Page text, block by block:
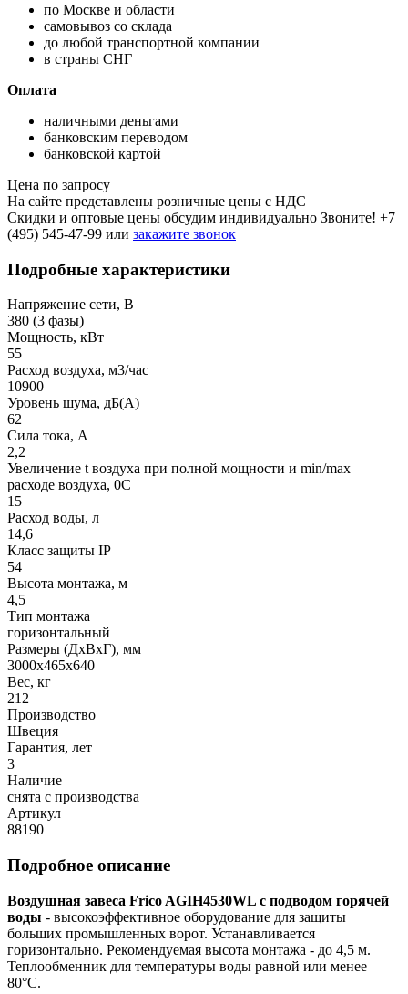
по Москве и области
самовывоз со склада
до любой транспортной компании
в страны СНГ
Оплата
наличными деньгами
банковским переводом
банковской картой
Цена по запросу
На сайте представлены розничные цены с НДС
Скидки и оптовые цены обсудим индивидуально Звоните! +7
(495) 545-47-99 или закажите звонок
Подробные характеристики
Напряжение сети, В
380 (3 фазы)
Мощность, кВт
55
Расход воздуха, м3/час
10900
Уровень шума, дБ(A)
62
Сила тока, A
2,2
Увеличение t воздуха при полной мощности и min/max
расходе воздуха, 0C
15
Расход воды, л
14,6
Класс защиты IP
54
Высота монтажа, м
4,5
Тип монтажа
горизонтальный
Размеры (ДхВхГ), мм
3000x465x640
Вес, кг
212
Производство
Швеция
Гарантия, лет
3
Наличие
снята с производства
Артикул
88190
Подробное описание
Воздушная завеса Frico AGIH4530WL с подводом горячей
воды - высокоэффективное оборудование для защиты
больших промышленных ворот. Устанавливается
горизонтально. Рекомендуемая высота монтажа - до 4,5 м.
Теплообменник для температуры воды равной или менее
80°C.